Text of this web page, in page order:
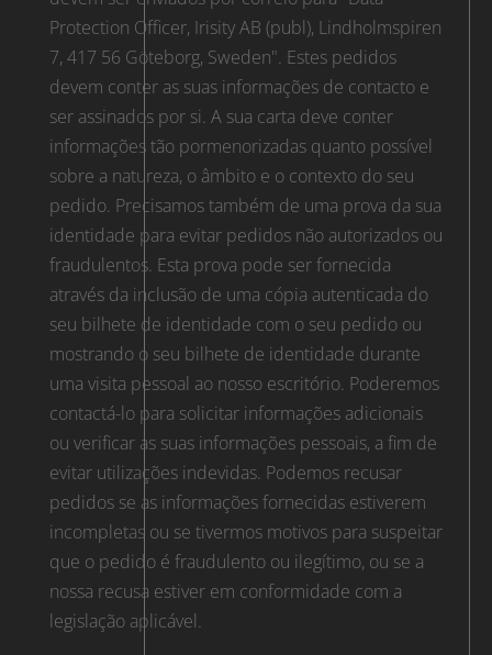
Protection Officer, Irisity AB (publ), Lindholmspiren
7, 417 56 Göteborg, Sweden". Estes pedidos
devem conter as suas informações de contacto e
ser assinados por si. A sua carta deve conter
informações tão pormenorizadas quanto possível
sobre a natureza, o âmbito e o contexto do seu
pedido. Precisamos também de uma prova da sua
identidade para evitar pedidos não autorizados ou
fraudulentos. Esta prova pode ser fornecida
através da inclusão de uma cópia autenticada do
seu bilhete de identidade com o seu pedido ou
mostrando o seu bilhete de identidade durante
uma visita pessoal ao nosso escritório. Poderemos
contactá-lo para solicitar informações adicionais
ou verificar as suas informações pessoais, a fim de
evitar utilizações indevidas. Podemos recusar
pedidos se as informações fornecidas estiverem
incompletas ou se tivermos motivos para suspeitar
que o pedido é fraudulento ou ilegítimo, ou se a
nossa recusa estiver em conformidade com a
legislação aplicável.